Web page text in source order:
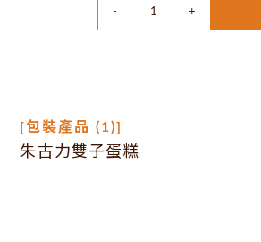
[包裝產品 (1)]
朱古力雙子蛋糕